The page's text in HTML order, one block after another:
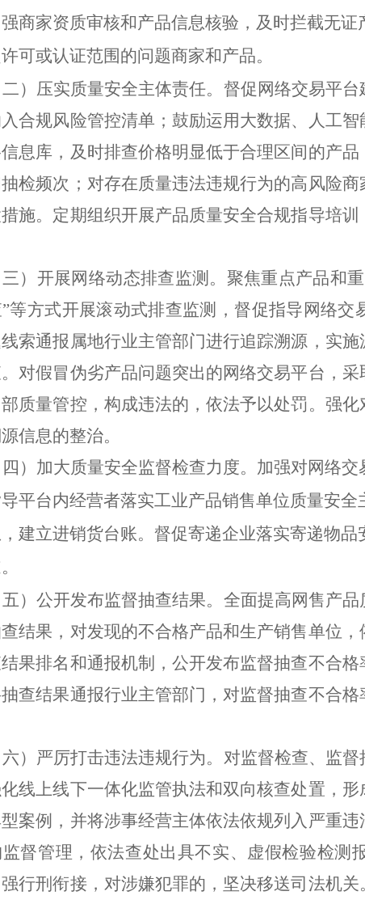
商家资质审核和产品信息核验，及时拦截无
可或认证范围的问题商家和产品。
）压实质量安全主体责任。 督促网络交易平
合规风险管控清单；鼓励运用大数据、人工
息库，及时排查价格明显低于合理区间的产
检频次；对存在质量违法违规行为的高风险
施。定期组织开展产品质量安全合规指导培
）开展网络动态排查监测。 聚焦重点产品和
”等方式开展滚动式排查监测 ，督促指导网络交
索通报属地行业主管部门进行追踪溯源，实
对假冒伪劣产品问题突出的网络交易平台，采
质量管控， 构成违法的 ，依法予以处罚。 强化
信息的整治。
）加大质量安全监督检查力度。 加强对网络交
平台内经营者落实工业产品销售单位质量安
建立进销货台账。督促寄递企业落实寄递物
）公开发布监督抽查结果。 全面提高网售产品
结果，对发现的不合格产品和生产销售单位
果排名和通报机制，公开发布监督抽查不合
查结果通报行业主管部门，对监督抽查不合
）严厉打击违法违规行为。 对监督检查、监
线上线下一体化监管执法和双向核查处置，
案例，并将涉事经营主体依法依规列入严重
督管理，依法查处出具不实、虚假检验检测
行刑衔接，对涉嫌犯罪的，坚决移送司法机